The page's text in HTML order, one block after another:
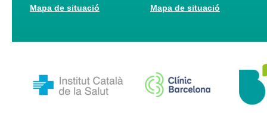
Mapa de situació Mapa de situació